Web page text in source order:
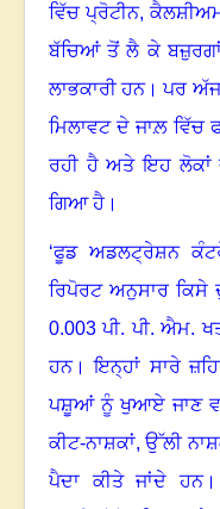
ਵਿੱਚ ਪ੍ਰੋਟੀਨ,
ਬੱਚਿਆਂ ਤੋਂ ਲੈ ਕੇ
ਲਾਭਕਾਰੀ ਹਨ।ਪਰ
ਮਿਲਾਵਟ ਦੇ ਜਾਲ਼ ਵਿੱਚ
ਰਹੀ ਹੈ ਅਤੇ ਇਹ ਲੋਕਾਂ
ਗਿਆ ਹੈ ।
‘ਫੂਡ ਅਡਲਟ੍ਰੇਸ਼ਨ
ਰਿਪੋਰਟ ਅਨੁਸਾਰ ਕਿਸੇ
0.003 ਪੀ. ਪੀ. ਐਮ.
ਹਨ।ਇਨ੍ਹਾਂ ਸਾਰੇ
ਪਸ਼ੂਆਂ ਨੂੰ ਖੁਆਏ ਜਾਣ
ਕੀਟ-ਨਾਸ਼ਕਾਂ, ਉੱਲੀ
ਪੈਦਾ ਕੀਤੇ ਜਾਂਦੇ ਹਨ